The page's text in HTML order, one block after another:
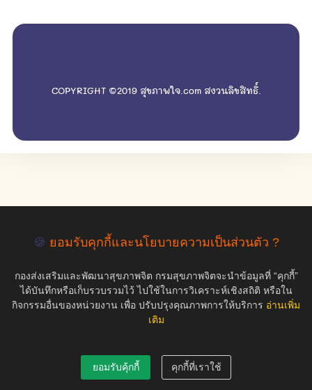
COPYRIGHT ©2019 สุขภาพใจ.com สงวนลิขสิทธิ์.
🍪 ยอมรับคุกกี้และนโยบายความเป็นส่วนตัว ?
กองส่งเสริมและพัฒนาสุขภาพจิต กรมสุขภาพจิตจะนำข้อมูลที่ “คุกกี้”
ได้บันทึกหรือเก็บรวบรวมไว้ ไปใช้ในการวิเคราะห์เชิงสถิติ หรือใน
กิจกรรมอื่นของหน่วยงาน เพื่อ ปรับปรุงคุณภาพการให้บริการ อ่านเพิ่ม
เติม
ยอมรับคุ้กกี้ คุกกี้ที่เราใช้